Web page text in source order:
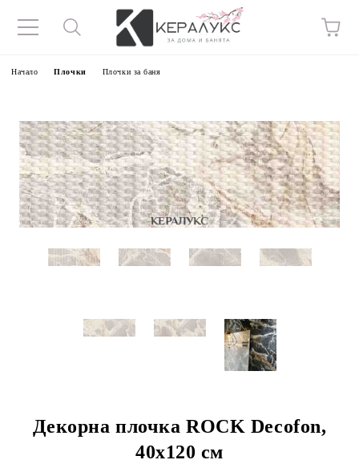
Начало Плочки Плочки за баня
Декорна плочка ROCK Decofon,
40x120 см